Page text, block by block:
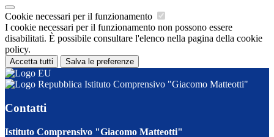
Cookie necessari per il funzionamento
I cookie necessari per il funzionamento non possono essere
disabilitati. È possibile consultare l'elenco nella pagina della cookie
policy.
Accetta tutti Salva le preferenze
Istituto Comprensivo "Giacomo Matteotti"
Contatti
Istituto Comprensivo "Giacomo Matteotti"